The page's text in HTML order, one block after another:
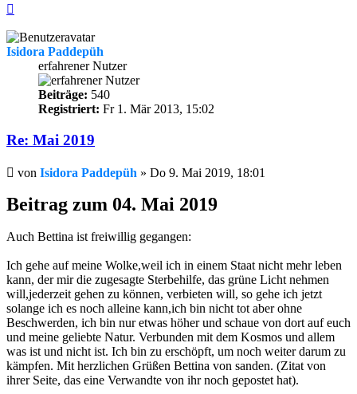
Isidora Paddepüh
erfahrener Nutzer
Beiträge: 540
Registriert: Fr 1. Mär 2013, 15:02
Re: Mai 2019
Beitrag
von Isidora Paddepüh » Do 9. Mai 2019, 18:01
Beitrag zum 04. Mai 2019
Auch Bettina ist freiwillig gegangen:
Ich gehe auf meine Wolke,weil ich in einem Staat nicht mehr leben
kann, der mir die zugesagte Sterbehilfe, das grüne Licht nehmen
will,jederzeit gehen zu können, verbieten will, so gehe ich jetzt
solange ich es noch alleine kann,ich bin nicht tot aber ohne
Beschwerden, ich bin nur etwas höher und schaue von dort auf euch
und meine geliebte Natur. Verbunden mit dem Kosmos und allem
was ist und nicht ist. Ich bin zu erschöpft, um noch weiter darum zu
kämpfen. Mit herzlichen Grüßen Bettina von sanden. (Zitat von
ihrer Seite, das eine Verwandte von ihr noch gepostet hat).